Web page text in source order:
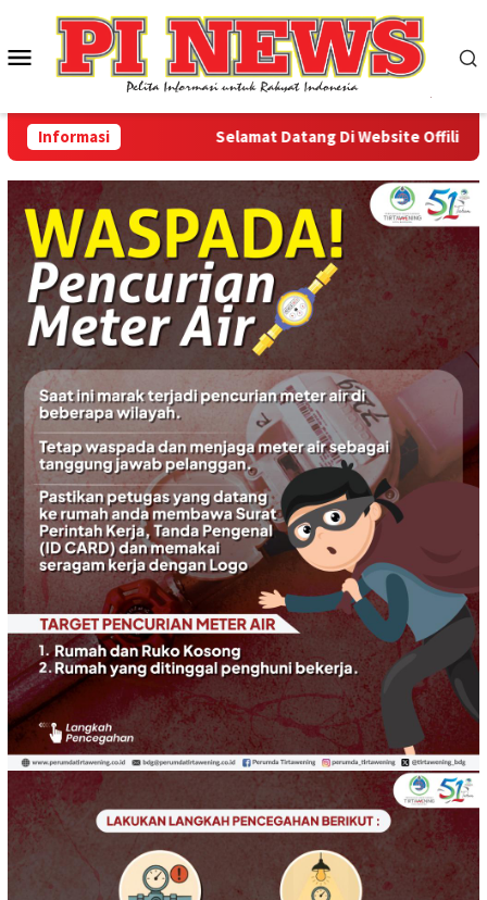
konten
Menu
Mobile
Informasi Selamat Datang Di Website Offilical